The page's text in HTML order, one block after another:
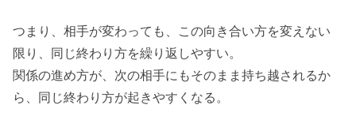
つまり、相手が変わっても、この向き合い方を変えない
限り、同じ終わり方を繰り返しやすい。
関係の進め方が、次の相手にもそのまま持ち越されるか
ら、同じ終わり方が起きやすくなる。